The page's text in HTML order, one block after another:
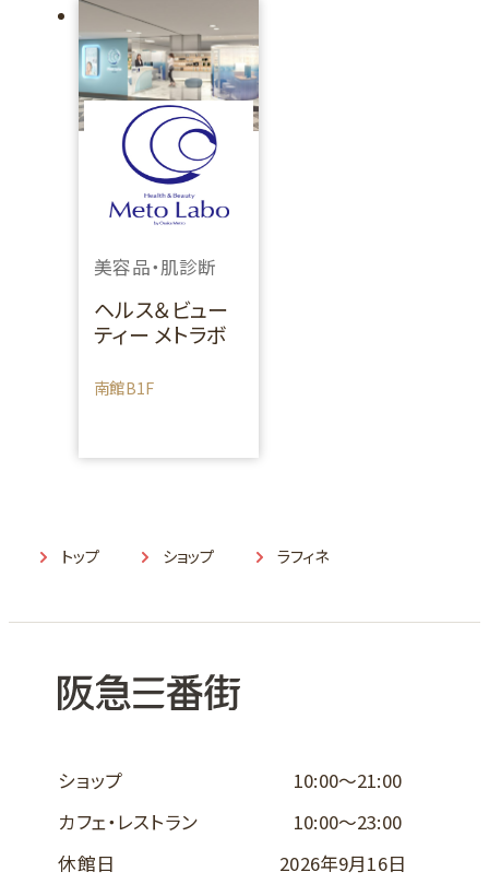
美容品・肌診断
ヘルス＆ビュー
ティー メトラボ
南館B1F
トップ ショップ ラフィネ
ショップ
10:00～21:00
カフェ・レストラン
10:00～23:00
休館日
2026年9月16日